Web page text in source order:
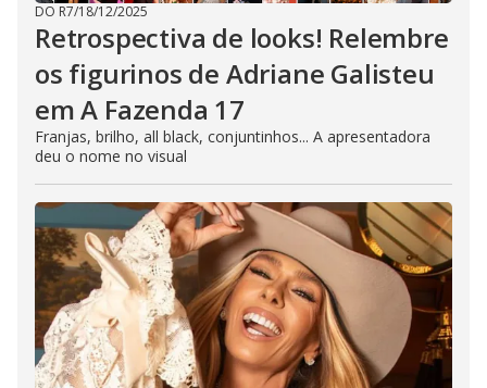
DO R7/18/12/2025
Retrospectiva de looks! Relembre
os figurinos de Adriane Galisteu
em A Fazenda 17
Franjas, brilho, all black, conjuntinhos... A apresentadora
deu o nome no visual